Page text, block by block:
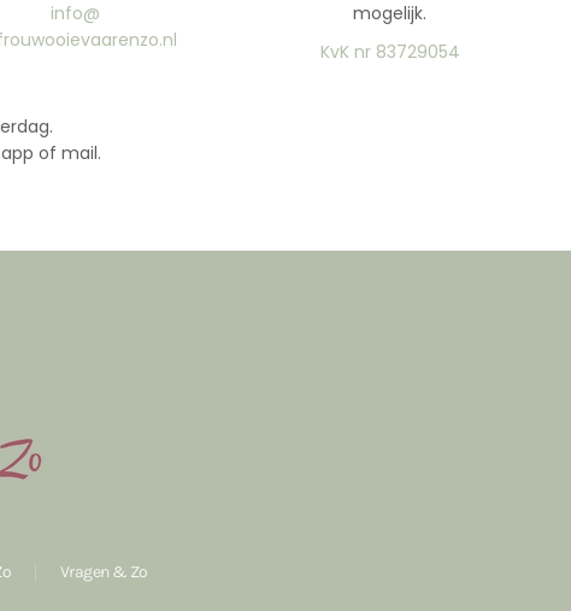
info@
mogelijk.
KvK nr 83729054
of mail.
Vragen & Zo